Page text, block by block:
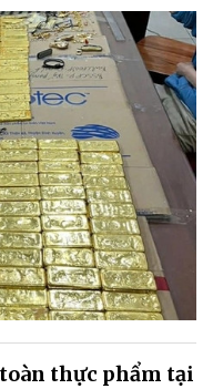
thực phẩm tại